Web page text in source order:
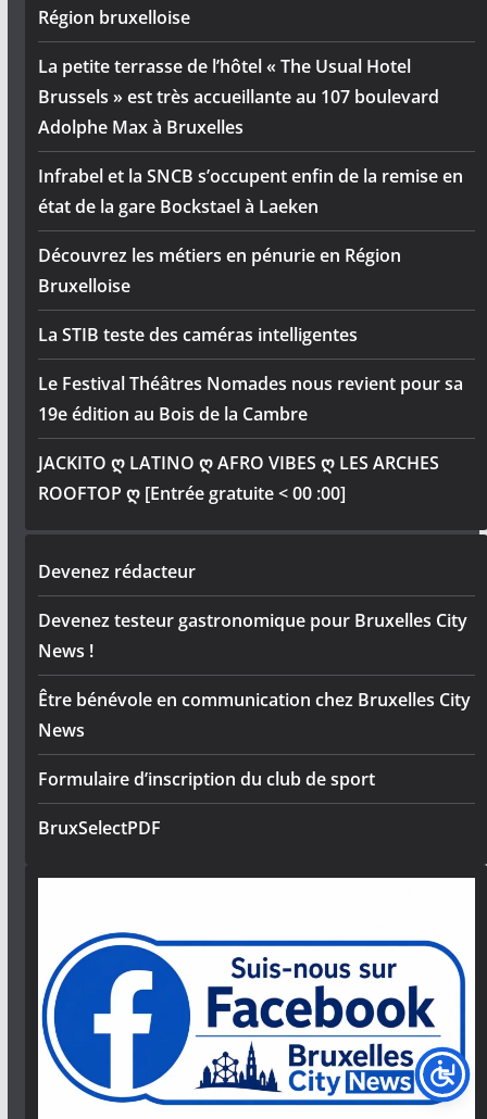
Région bruxelloise
La petite terrasse de l’hôtel « The Usual Hotel
Brussels » est très accueillante au 107 boulevard
Adolphe Max à Bruxelles
Infrabel et la SNCB s’occupent enfin de la remise en
état de la gare Bockstael à Laeken
Découvrez les métiers en pénurie en Région
Bruxelloise
La STIB teste des caméras intelligentes
Le Festival Théâtres Nomades nous revient pour sa
19e édition au Bois de la Cambre
JACKITO ღ LATINO ღ AFRO VIBES ღ LES ARCHES
ROOFTOP ღ [Entrée gratuite < 00 :00]
Devenez rédacteur
Devenez testeur gastronomique pour Bruxelles City
News !
Être bénévole en communication chez Bruxelles City
News
Formulaire d’inscription du club de sport
BruxSelectPDF